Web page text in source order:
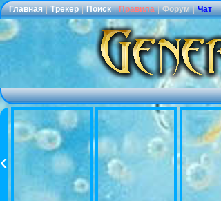
Главная | Трекер | Поиск | Правила | Форум | Чат